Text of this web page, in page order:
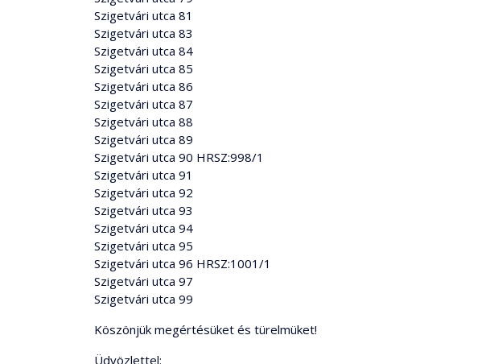
Szigetvári utca 81
Szigetvári utca 83
Szigetvári utca 84
Szigetvári utca 85
Szigetvári utca 86
Szigetvári utca 87
Szigetvári utca 88
Szigetvári utca 89
Szigetvári utca 90 HRSZ:998/1
Szigetvári utca 91
Szigetvári utca 92
Szigetvári utca 93
Szigetvári utca 94
Szigetvári utca 95
Szigetvári utca 96 HRSZ:1001/1
Szigetvári utca 97
Szigetvári utca 99
Köszönjük megértésüket és türelmüket!
Üdvözlettel: